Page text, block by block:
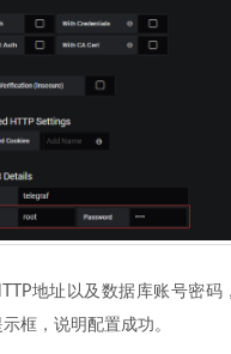
地址以及数据库账号密码
框，说明配置成功。